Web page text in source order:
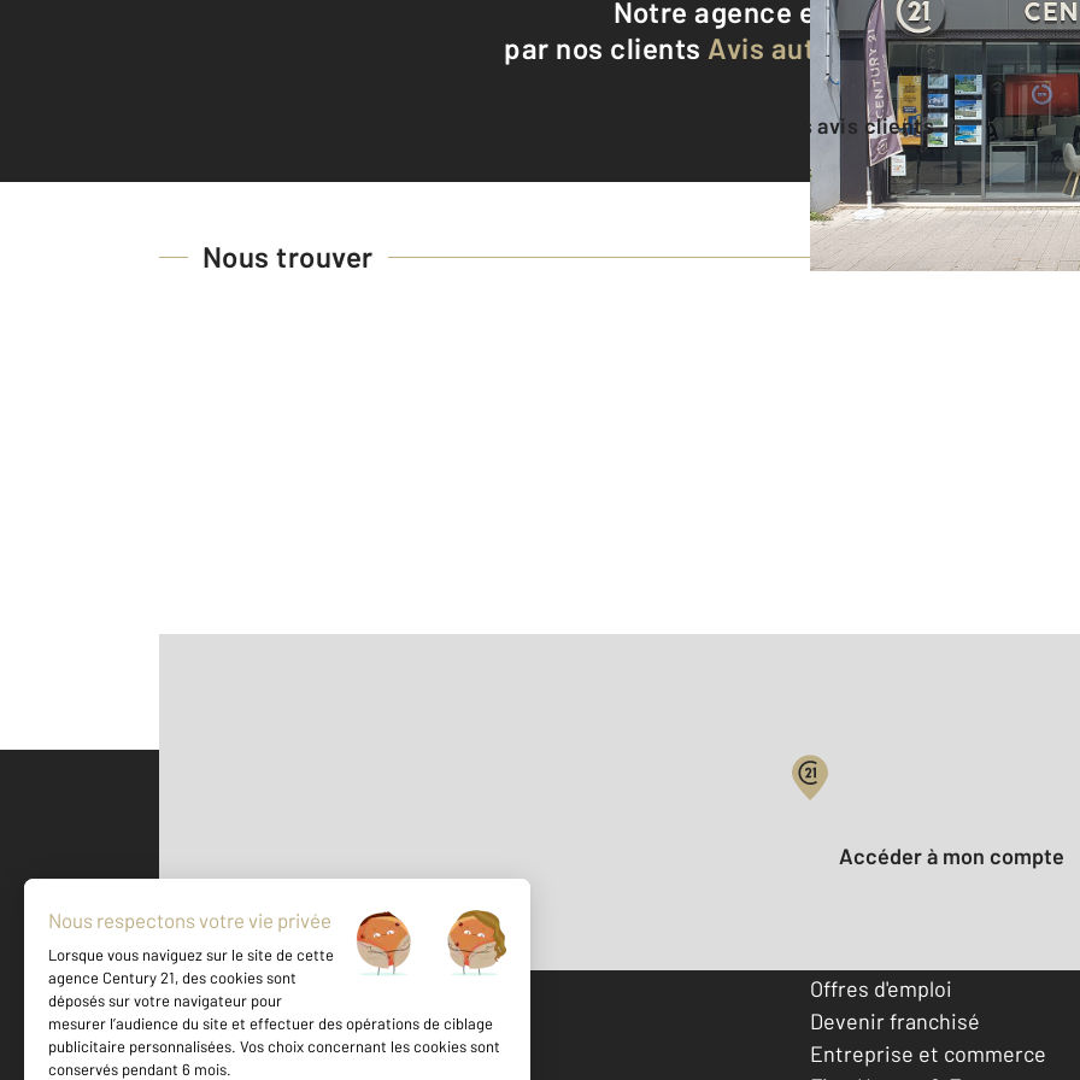
Notre agence est notée 9,1/10
par nos clients Avis authentifiés par
Voir tous les avis clients
Nous trouver
500 m ©Mappy
Votre compte :
Accéder à mon compte
Votre agence est notée
Offres d'emploi
Devenir franchisé
Entreprise et commerce